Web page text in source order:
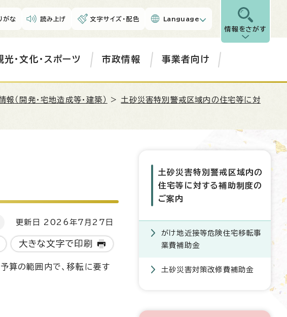
がな 読み上げ 文字サイズ・配色 Language
情報をさがす
光・文化・スポーツ 市政情報 事業者向け
報（開発・宅地造成等・建築） > 土砂災害特別警戒区域内の住宅等に対
更新日 2026年7月27日
大きな文字で印刷
算の範囲内で、移転に要す
土砂災害特別警戒区域内の
住宅等に対する補助制度の
ご案内
がけ地近接等危険住宅移転事
業費補助金
土砂災害対策改修費補助金